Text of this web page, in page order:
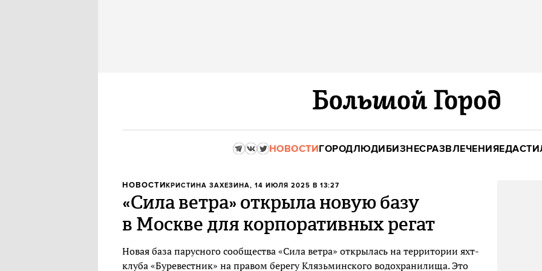
НОВОСТИГОРОДЛЮДИБИЗНЕСРАЗВЛЕЧЕНИЯЕДА
НОВОСТИКРИСТИНА ЗАХЕЗИНА, 14 ИЮЛЯ 2025 В 13:27
«Сила ветра» открыла новую базу
в Москве для корпоративных регат
Новая база парусного сообщества «Сила ветра» открылась на территории яхт-
клуба «Буревестник» на правом берегу Клязьминского водохранилища. Это